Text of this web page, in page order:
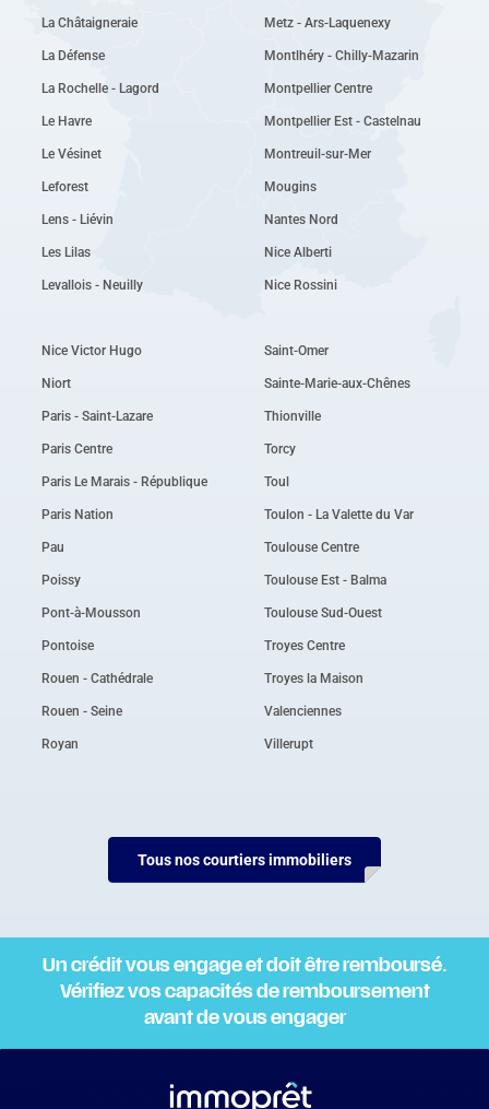
La Châtaigneraie
La Défense
La Rochelle - Lagord
Le Havre
Le Vésinet
Leforest
Lens - Liévin
Les Lilas
Levallois - Neuilly
Metz - Ars-Laquenexy
Montlhéry - Chilly-Mazarin
Montpellier Centre
Montpellier Est - Castelnau
Montreuil-sur-Mer
Mougins
Nantes Nord
Nice Alberti
Nice Rossini
Nice Victor Hugo
Niort
Paris - Saint-Lazare
Paris Centre
Paris Le Marais - République
Paris Nation
Pau
Poissy
Pont-à-Mousson
Pontoise
Rouen - Cathédrale
Rouen - Seine
Royan
Saint-Omer
Sainte-Marie-aux-Chênes
Thionville
Torcy
Toul
Toulon - La Valette du Var
Toulouse Centre
Toulouse Est - Balma
Toulouse Sud-Ouest
Troyes Centre
Troyes la Maison
Valenciennes
Villerupt
Tous nos courtiers immobiliers
Un crédit vous engage et doit être remboursé.
Vérifiez vos capacités de remboursement
avant de vous engager